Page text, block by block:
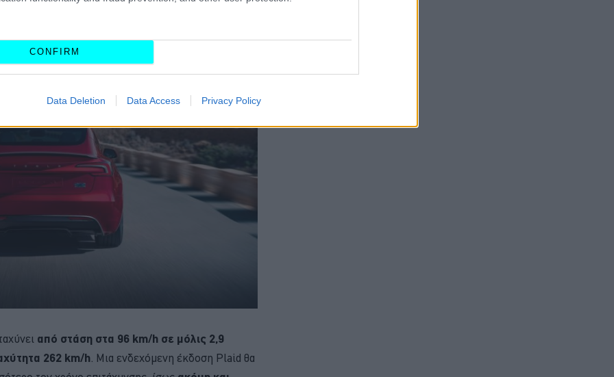
CONFIRM
Data Deletion Data Access Privacy Policy
από στάση στα 96 km/h σε μόλις 2,9
262 km/h. Μια ενδεχόμενη έκδοση Plaid θα